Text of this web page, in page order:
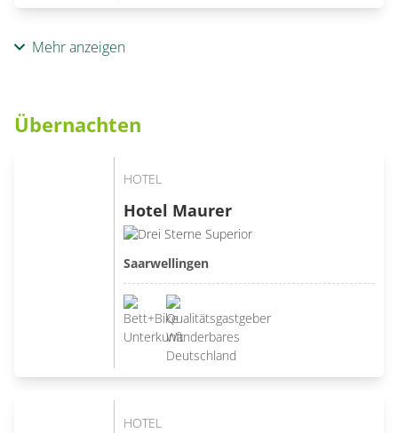
Mehr anzeigen
Übernachten
HOTEL
Hotel Maurer
Saarwellingen
HOTEL